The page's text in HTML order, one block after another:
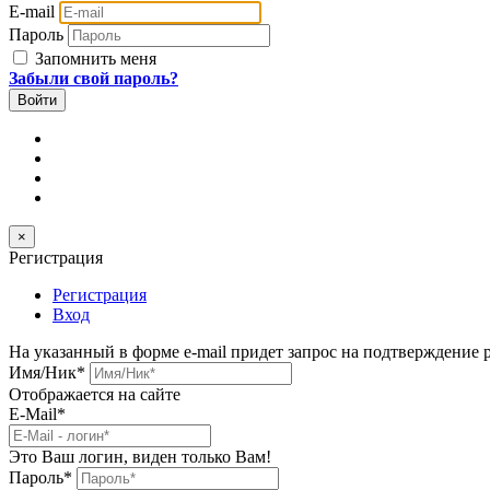
E-mail
Пароль
Запомнить меня
Забыли свой пароль?
×
Регистрация
Регистрация
Вход
На указанный в форме e-mail придет запрос на подтверждение
Имя/Ник*
Отображается на сайте
E-Mail*
Это Ваш логин, виден только Вам!
Пароль*